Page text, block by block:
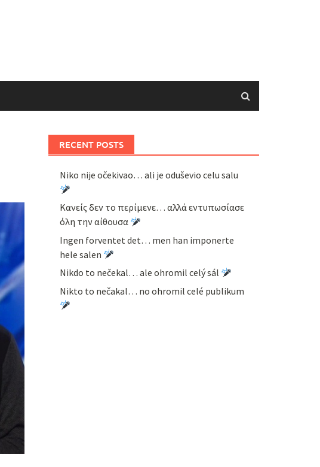
RECENT POSTS
Niko nije očekivao… ali je oduševio celu salu
Κανείς δεν το περίμενε… αλλά εντυπωσίασε
όλη την αίθουσα
Ingen forventet det… men han imponerte
hele salen
Nikdo to nečekal… ale ohromil celý sál
Nikto to nečakal… no ohromil celé publikum